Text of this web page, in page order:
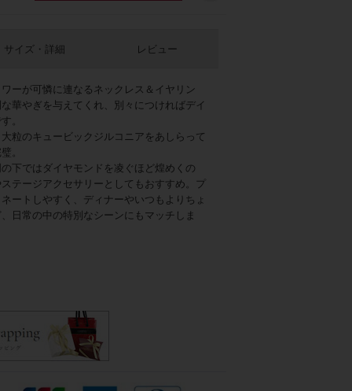
ーが可憐に連なるネックレス＆イヤリン
華やぎを与えてくれ、別々につければデイ
。
粒のキュービックジルコニアをあしらって
。
下ではダイヤモンドを凌ぐほど煌めくの
テージアクセサリーとしてもおすすめ。プ
ートしやすく、ディナーやいつもよりちょ
日常の中の特別なシーンにもマッチしま
サイズ・詳細 レビュー